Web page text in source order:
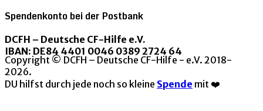
Spendenkonto bei der Postbank
DCFH – Deutsche CF-Hilfe e.V.
IBAN: DE84 4401 0046 0389 2724 64
Copyright © DCFH – Deutsche CF-Hilfe - e.V. 2018-
2026.
DU hilfst durch jede noch so kleine Spende mit ❤️